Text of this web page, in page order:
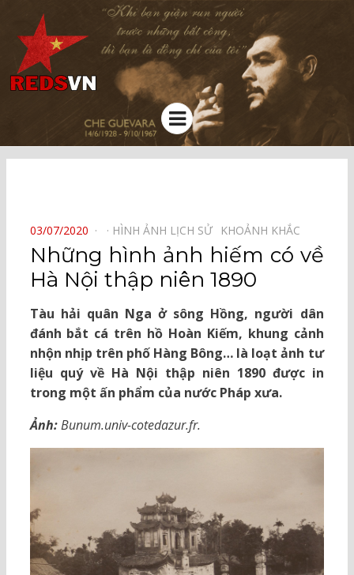
Kênh chia sẻ tri thức cộng đồng
Menu
POSTED
ON
03/07/2020 HÌNH ẢNH LỊCH SỬ⠀ KHOẢNH KHẮC⠀
Những hình ảnh hiếm có về
Hà Nội thập niên 1890
Tàu hải quân Nga ở sông Hồng, người dân
đánh bắt cá trên hồ Hoàn Kiếm, khung cảnh
nhộn nhịp trên phố Hàng Bông… là loạt ảnh tư
liệu quý về Hà Nội thập niên 1890 được in
trong một ấn phẩm của nước Pháp xưa.
Ảnh:Bunum.univ-cotedazur.fr.